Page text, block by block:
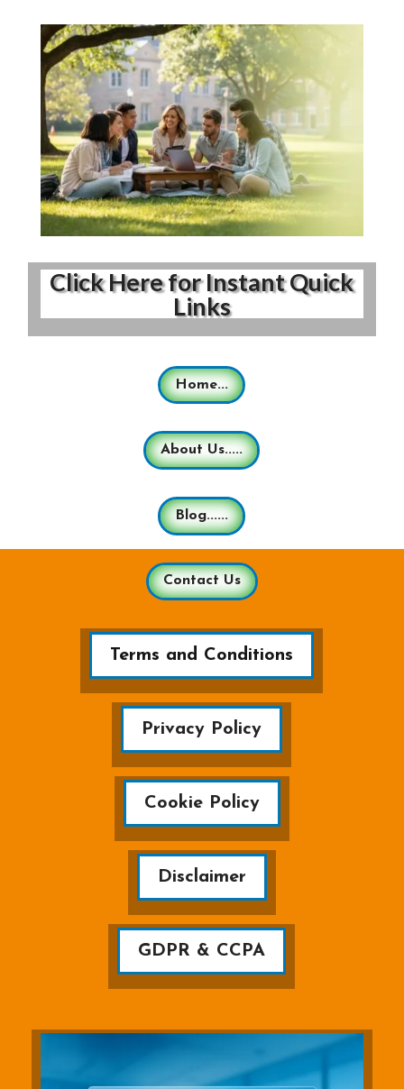
Click Here for Instant Quick
Links
Home...
About Us.....
Blog......
Contact Us
Terms and Conditions
Privacy Policy
Cookie Policy
Disclaimer
GDPR & CCPA